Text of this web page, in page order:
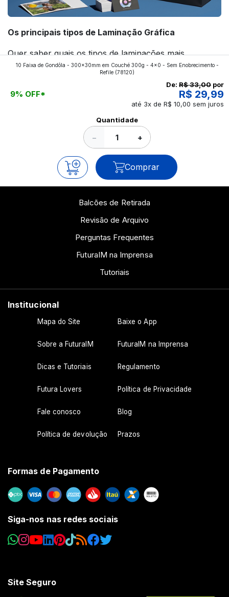
Os principais tipos de Laminação Gráfica
Quer saber quais os tipos de laminações mais
aplicados nos impressos da gráfica FuturaIM? Então,
continue a leitura que vamos revelar para você!
10 Faixa de Gondôla - 300x30mm em Couché 300g - 4x0 - Sem Enobrecimento -
Refile (78120)
9% OFF*
De: R$ 33,00 por
R$ 29,99
até 3x de R$ 10,00 sem juros
Quantidade
− +
Comprar
Balcões de Retirada
Revisão de Arquivo
Perguntas Frequentes
FuturaIM na Imprensa
Tutoriais
Institucional
Mapa do Site Baixe o App
Sobre a FuturaIM FuturaIM na Imprensa
Dicas e Tutoriais Regulamento
Futura Lovers Política de Privacidade
Fale conosco Blog
Política de devolução Prazos
Formas de Pagamento
Siga-nos nas redes sociais
Site Seguro